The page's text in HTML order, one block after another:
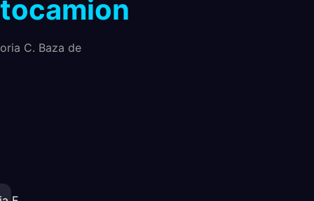
C. Baza de